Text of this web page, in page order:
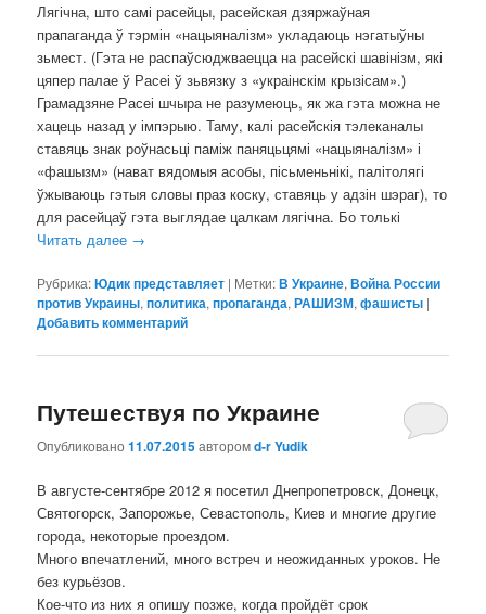
Лягічна, што самі расейцы, расейская дзяржаўная
прапаганда ў тэрмін «нацыяналізм» укладаюць нэгатыўны
зьмест. (Гэта не распаўсюджваецца на расейскі шавінізм, які
цяпер палае ў Расеі ў зьвязку з «украінскім крызісам».)
Грамадзяне Расеі шчыра не разумеюць, як жа гэта можна не
хацець назад у імпэрыю. Таму, калі расейскія тэлеканалы
ставяць знак роўнасьці паміж паняцьцямі «нацыяналізм» і
«фашызм» (нават вядомыя асобы, пісьменьнікі, палітолягі
ўжываюць гэтыя словы праз коску, ставяць у адзін шэраг), то
для расейцаў гэта выглядае цалкам лягічна. Бо толькі
Читать далее →
Рубрика:Юдик представляет | Метки:В Украине,Война России
против Украины,политика,пропаганда,РАШИЗМ,фашисты |
Добавить комментарий
Путешествуя по Украине
Опубликовано11.07.2015авторомd-r Yudik
В августе-сентябре 2012 я посетил Днепропетровск, Донецк,
Святогорск, Запорожье, Севастополь, Киев и многие другие
города, некоторые проездом.
Много впечатлений, много встреч и неожиданных уроков. Не
без курьёзов.
Кое-что из них я опишу позже, когда пройдёт срок